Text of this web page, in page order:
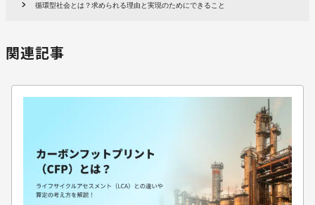
循環型社会とは？求められる理由と実現のためにできること
関連記事